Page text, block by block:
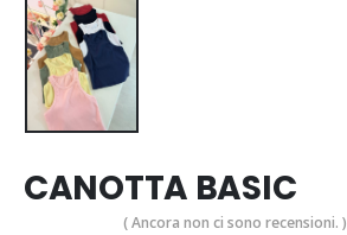
CANOTTA BASIC
( Ancora non ci sono recensioni. )